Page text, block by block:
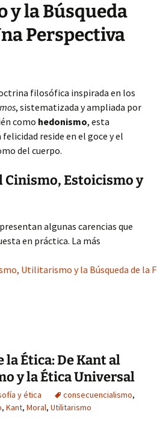
y la Búsqueda
Perspectiva
filosófica inspirada en los
, sistematizada y ampliada por
como hedonismo, esta
reside en el goce y el
del cuerpo.
Estoicismo y
algunas carencias que
en práctica. La más
Utilitarismo y la Búsqueda de la
Ética: De Kant al
y la Ética Universal
y ética consecuencialismo,
, Kant, Moral, Utilitarismo